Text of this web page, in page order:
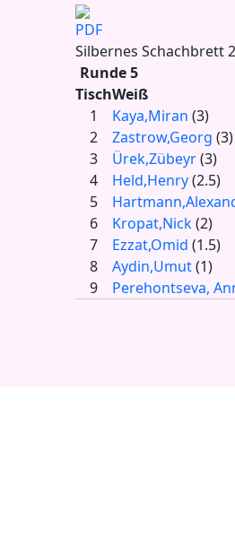
Silbernes Schachbrett
Runde 5
TischWeiß
1
Kaya,Miran (3)
2
Zastrow,Georg (3)
3
Ürek,Zübeyr(3)
4
Held,Henry(2.5)
5
6
Kropat,Nick(2)
7
Ezzat,Omid (1.5)
8
Aydin,Umut(1)
9
Perehontseva,